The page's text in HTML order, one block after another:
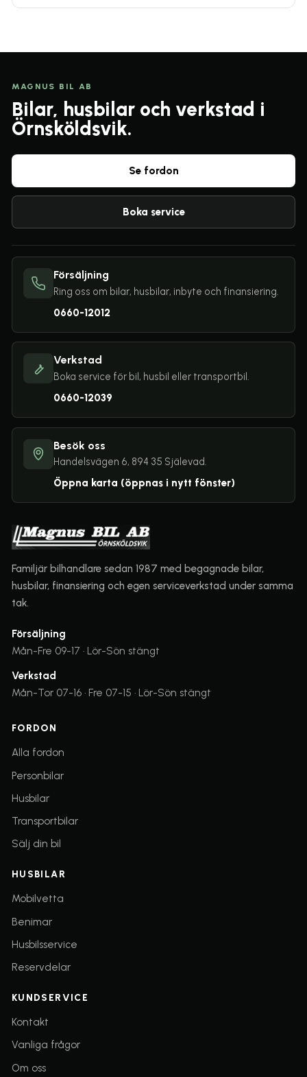
MAGNUS BIL AB
Bilar, husbilar och verkstad i
Örnsköldsvik.
Se fordon
Boka service
Försäljning
Ring oss om bilar, husbilar, inbyte och finansiering.
0660-12012
Verkstad
Boka service för bil, husbil eller transportbil.
0660-12039
Besök oss
Handelsvägen 6, 894 35 Själevad.
Öppna karta (öppnas i nytt fönster)
Familjär bilhandlare sedan 1987 med begagnade bilar,
husbilar, finansiering och egen serviceverkstad under samma
tak.
Försäljning
Mån-Fre 09-17 · Lör-Sön stängt
Verkstad
Mån-Tor 07-16 · Fre 07-15 · Lör-Sön stängt
FORDON
Alla fordon
Personbilar
Husbilar
Transportbilar
Sälj din bil
HUSBILAR
Mobilvetta(öppnas i nytt fönster)
Benimar(öppnas i nytt fönster)
Husbilsservice
Reservdelar(öppnas i nytt fönster)
KUNDSERVICE
Kontakt
Vanliga frågor
Om oss